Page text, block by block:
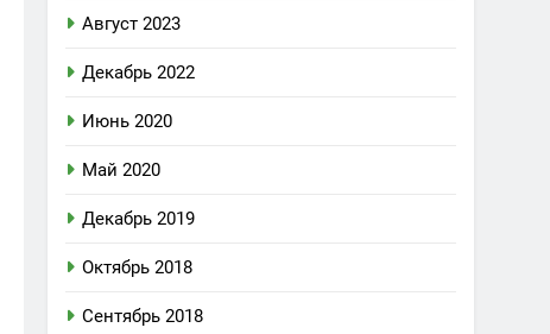
Август 2023
Декабрь 2022
Июнь 2020
Май 2020
Декабрь 2019
Октябрь 2018
Сентябрь 2018